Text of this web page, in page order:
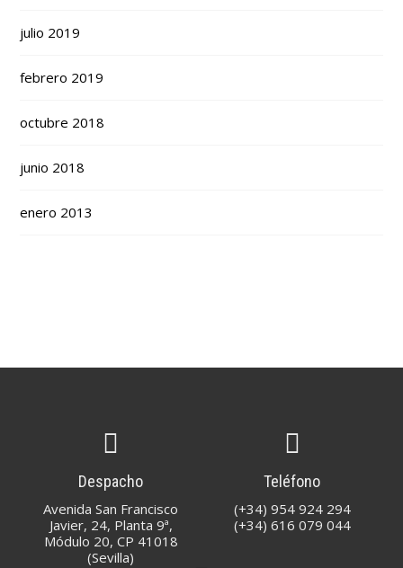
julio 2019
febrero 2019
octubre 2018
junio 2018
enero 2013
Despacho
Avenida San Francisco
Javier, 24, Planta 9ª,
Módulo 20, CP 41018
(Sevilla)
Teléfono
(+34) 954 924 294
(+34) 616 079 044